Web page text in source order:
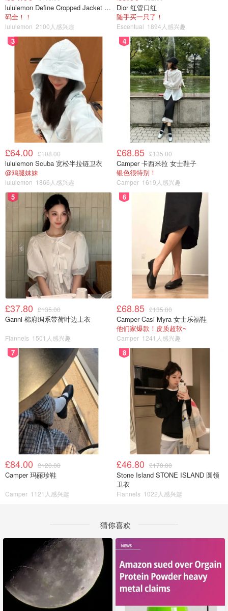
lululemon Define Cropped Jacket Nulu 短款夹克
码全！！
lululemon 2100人感兴趣
Dior 红管口红
随手买一只了！
Escentual 1894人感兴趣
3
£64.00 £108.00
lululemon Scuba 宽松半拉链卫衣
@鸡腿妹妹
lululemon 1866人感兴趣
4
£68.85 £135.00
Camper 卡西米拉 女士鞋子
银色很特别！
Camper 1619人感兴趣
5
£37.80 £135.00
Ganni 棉府绸系带荷叶边上衣
Flannels 1501人感兴趣
6
£68.85 £135.00
Camper Casi Myra 女士乐福鞋
他们家爆款！皮质超软~
Camper 1241人感兴趣
7
£84.00 £120.00
Camper 玛丽珍鞋
Camper 1121人感兴趣
8
£46.80 £170.00
Stone Island STONE ISLAND 圆领
卫衣
Flannels 1022人感兴趣
猜你喜欢